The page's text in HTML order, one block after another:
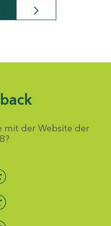
mit der Website der
auswählen